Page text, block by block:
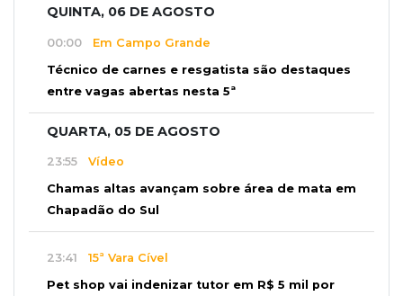
QUINTA, 06 DE AGOSTO
00:00 Em Campo Grande
Técnico de carnes e resgatista são destaques
entre vagas abertas nesta 5ª
QUARTA, 05 DE AGOSTO
23:55 Vídeo
Chamas altas avançam sobre área de mata em
Chapadão do Sul
23:41 15ª Vara Cível
Pet shop vai indenizar tutor em R$ 5 mil por